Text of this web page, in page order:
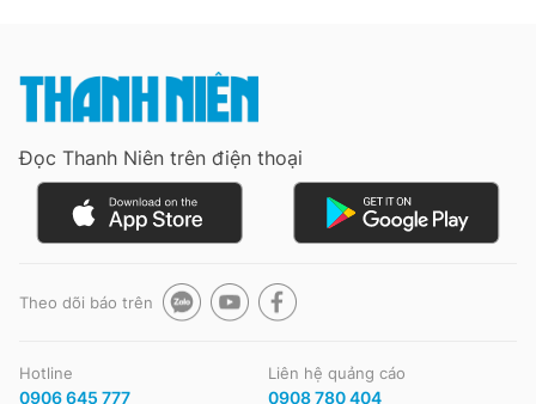
Đọc Thanh Niên trên điện thoại
Theo dõi báo trên
Hotline
0906 645 777
Liên hệ quảng cáo
0908 780 404